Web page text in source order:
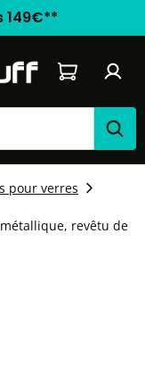
149€**
Le panier
pour verres
revêtu de